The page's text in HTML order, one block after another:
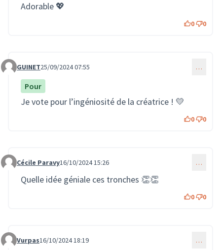
Adorable 💖
0 0
Commentaire 2199
GUINET25/09/2024 07:55 …
Pour
Je vote pour l’ingéniosité de la créatrice ! 💛
0 0
Commentaire 2365
Cécile Paravy16/10/2024 15:26 …
Quelle idée géniale ces tronches 👏👏
0 0
Commentaire 2367
Vurpas16/10/2024 18:19 …